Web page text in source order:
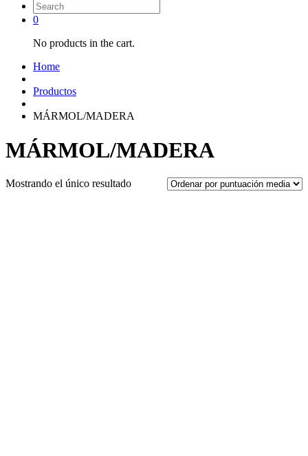
0
No products in the cart.
Home
Productos
MÁRMOL/MADERA
MÁRMOL/MADERA
Mostrando el único resultado